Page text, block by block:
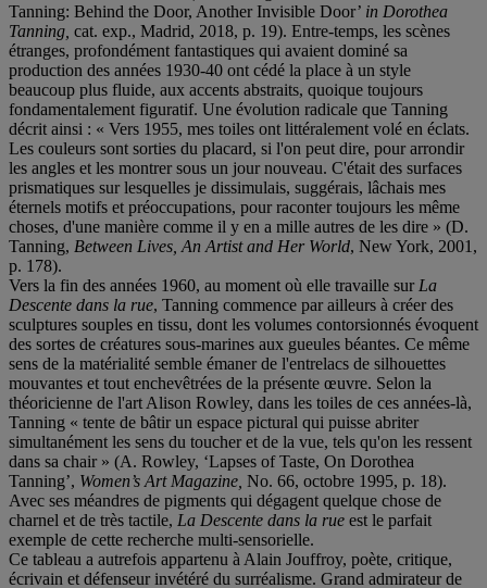
Tanning: Behind the Door, Another Invisible Door’ in Dorothea
Tanning, cat. exp., Madrid, 2018, p. 19). Entre-temps, les scènes
étranges, profondément fantastiques qui avaient dominé sa
production des années 1930-40 ont cédé la place à un style
beaucoup plus fluide, aux accents abstraits, quoique toujours
fondamentalement figuratif. Une évolution radicale que Tanning
décrit ainsi : « Vers 1955, mes toiles ont littéralement volé en éclats.
Les couleurs sont sorties du placard, si l'on peut dire, pour arrondir
les angles et les montrer sous un jour nouveau. C'était des surfaces
prismatiques sur lesquelles je dissimulais, suggérais, lâchais mes
éternels motifs et préoccupations, pour raconter toujours les même
choses, d'une manière comme il y en a mille autres de les dire » (D.
Tanning, Between Lives, An Artist and Her World, New York, 2001,
p. 178).
Vers la fin des années 1960, au moment où elle travaille sur La
Descente dans la rue, Tanning commence par ailleurs à créer des
sculptures souples en tissu, dont les volumes contorsionnés évoquent
des sortes de créatures sous-marines aux gueules béantes. Ce même
sens de la matérialité semble émaner de l'entrelacs de silhouettes
mouvantes et tout enchevêtrées de la présente œuvre. Selon la
théoricienne de l'art Alison Rowley, dans les toiles de ces années-là,
Tanning « tente de bâtir un espace pictural qui puisse abriter
simultanément les sens du toucher et de la vue, tels qu'on les ressent
dans sa chair » (A. Rowley, ‘Lapses of Taste, On Dorothea
Tanning’, Women’s Art Magazine, No. 66, octobre 1995, p. 18).
Avec ses méandres de pigments qui dégagent quelque chose de
charnel et de très tactile, La Descente dans la rue est le parfait
exemple de cette recherche multi-sensorielle.
Ce tableau a autrefois appartenu à Alain Jouffroy, poète, critique,
écrivain et défenseur invétéré du surréalisme. Grand admirateur de